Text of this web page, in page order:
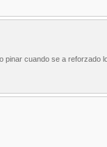
cuando se a reforzado